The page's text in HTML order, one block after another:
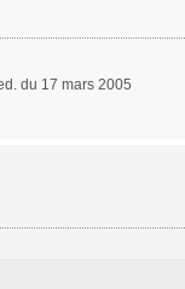
du 17 mars 2005